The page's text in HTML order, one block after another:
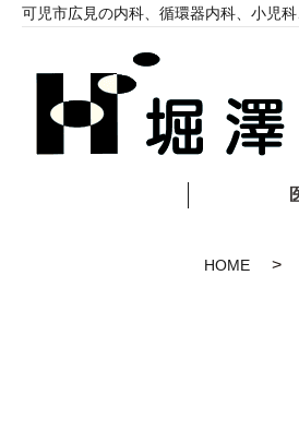
可児市広見の内科、循環器内科、小児
HOME